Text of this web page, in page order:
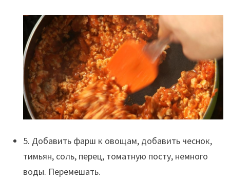
5. Добавить фарш к овощам, добавить чеснок,
тимьян, соль, перец, томатную посту, немного
воды. Перемешать.